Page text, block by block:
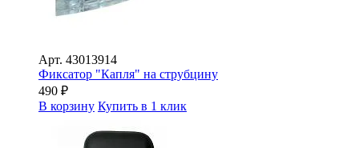
Арт. 43013914
Фиксатор "Капля" на струбцину
490 ₽
В корзину Купить в 1 клик